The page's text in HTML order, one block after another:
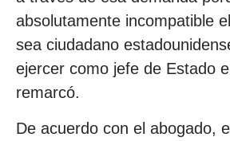
absolutamente incompatible
sea ciudadano
ejercer como jefe de Estado
remarcó.
De acuerdo con el abogado,